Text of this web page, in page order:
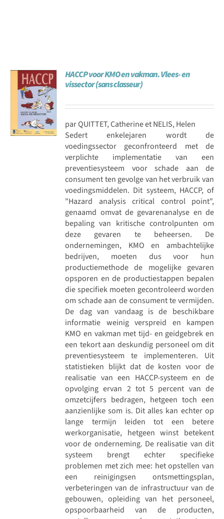
HACCP voor KMO en vakman. Vlees- en
vissector (sans classeur)
par QUITTET, Catherine et NELIS, Helen
Sedert enkelejaren wordt de
voedingssector geconfronteerd met de
verplichte implementatie van een
preventiesysteem voor schade aan de
consument ten gevolge van het verbruik van
voedingsmiddelen. Dit systeem, HACCP, of
"Hazard analysis critical control point",
genaamd omvat de gevarenanalyse en de
bepaling van kritische controlpunten om
deze gevaren te beheersen. De
ondernemingen, KMO en ambachtelijke
bedrijven, moeten dus voor hun
productiemethode de mogelijke gevaren
opsporen en de productiestappen bepalen
die specifiek moeten gecontroleerd worden
om schade aan de consument te vermijden.
De dag van vandaag is de beschikbare
informatie weinig verspreid en kampen
KMO en vakman met tijd- en geidgebrek en
een tekort aan deskundig personeel om dit
preventiesysteem te implementeren. Uit
statistieken blijkt dat de kosten voor de
realisatie van een HACCP-systeem en de
opvolging ervan 2 tot 5 percent van de
omzetcijfers bedragen, hetgeen toch een
aanzienlijke som is. Dit alles kan echter op
lange termijn leiden tot een betere
werkorganisatie, hetgeen winst betekent
voor de onderneming. De realisatie van dit
systeem brengt echter specifieke
problemen met zich mee: het opstellen van
een reinigingsen ontsmettingsplan,
verbeteringen van de infrastructuur van de
gebouwen, opleiding van het personeel,
opspoorbaarheid van de producten,